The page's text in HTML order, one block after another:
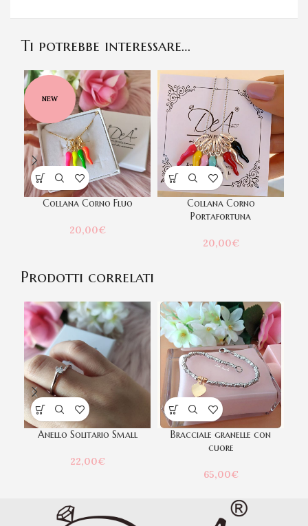
Ti potrebbe interessare…
NEW
Collana Corno Fluo
20,00€
Collana Corno
Portafortuna
20,00€
Prodotti correlati
Anello Solitario Small
22,00€
Bracciale granelle con
cuore
65,00€